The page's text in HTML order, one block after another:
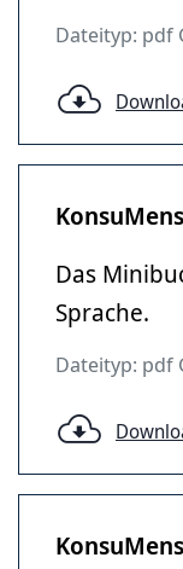
Dateityp: pdf
Das
Sprache.
Dateityp: pdf